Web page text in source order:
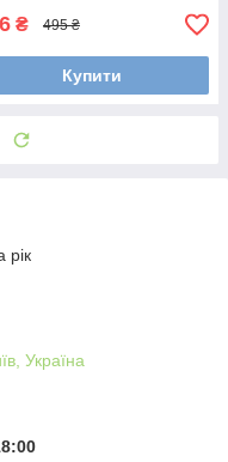
₴ 495 ₴
Купити
рік
Україна